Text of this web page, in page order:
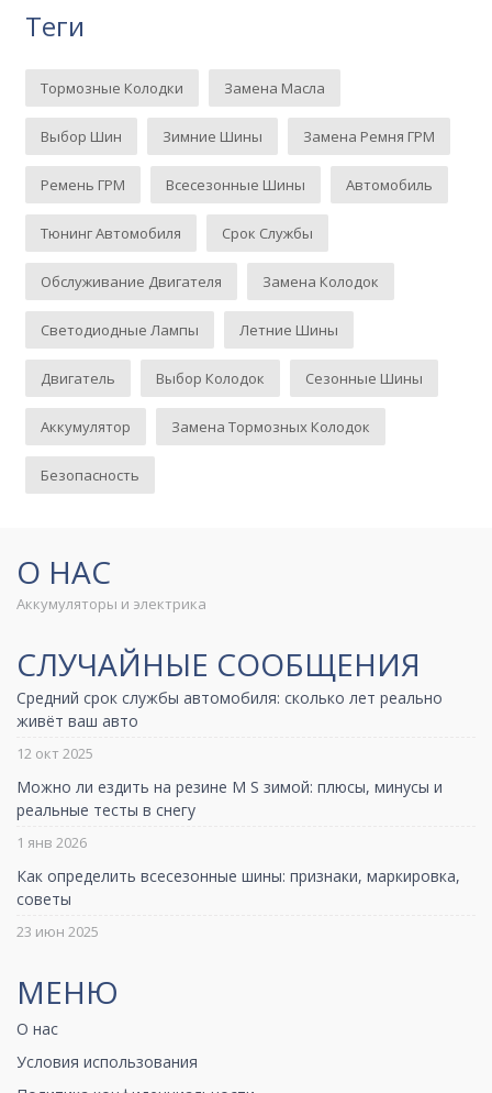
Теги
Тормозные Колодки Замена Масла
Выбор Шин Зимние Шины Замена Ремня ГРМ
Ремень ГРМ Всесезонные Шины Автомобиль
Тюнинг Автомобиля Срок Службы
Обслуживание Двигателя Замена Колодок
Светодиодные Лампы Летние Шины
Двигатель Выбор Колодок Сезонные Шины
Аккумулятор Замена Тормозных Колодок
Безопасность
О НАС
Аккумуляторы и электрика
СЛУЧАЙНЫЕ СООБЩЕНИЯ
Средний срок службы автомобиля: сколько лет реально
живёт ваш авто
12 окт 2025
Можно ли ездить на резине M S зимой: плюсы, минусы и
реальные тесты в снегу
1 янв 2026
Как определить всесезонные шины: признаки, маркировка,
советы
23 июн 2025
МЕНЮ
О нас
Условия использования